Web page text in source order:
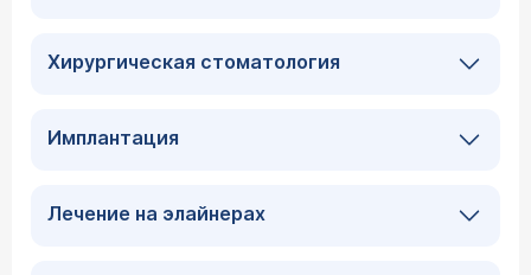
Хирургическая стоматология
Имплантация
Лечение на элайнерах